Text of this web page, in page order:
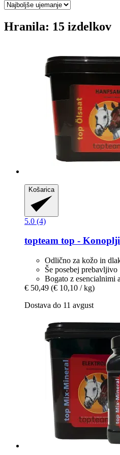
Hranila: 15 izdelkov
Košarica
5.0 (4)
topteam top -​
Odlično za kožo in
Še posebej prebavljivo
Bogato z esencialnimi
€ 50,49 (€ 10,10 / kg)
Dostava do 11 avgust